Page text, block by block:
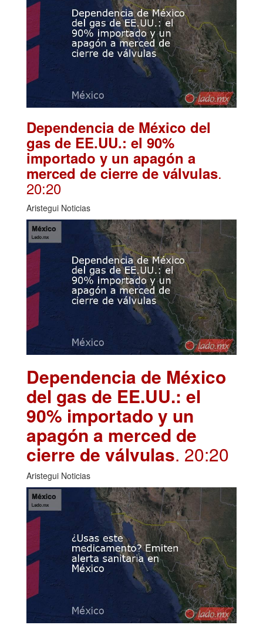
Dependencia de México del
gas de EE.UU.: el 90%
importado y un apagón a
merced de cierre de válvulas.
20:20
Aristegui Noticias
Dependencia de México
del gas de EE.UU.: el
90% importado y un
apagón a merced de
cierre de válvulas. 20:20
Aristegui Noticias